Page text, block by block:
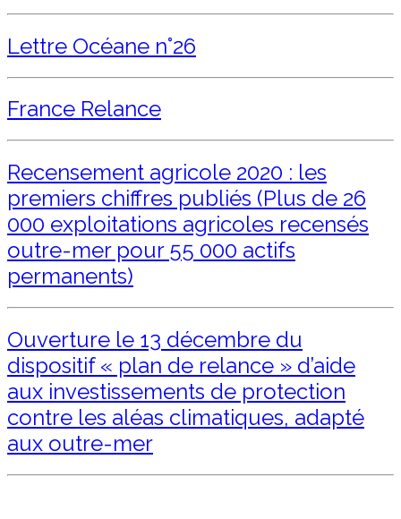
Lettre Océane n°26
France Relance
Recensement agricole 2020 : les
premiers chiffres publiés (Plus de 26
000 exploitations agricoles recensés
outre-mer pour 55 000 actifs
permanents)
Ouverture le 13 décembre du
dispositif « plan de relance » d’aide
aux investissements de protection
contre les aléas climatiques, adapté
aux outre-mer